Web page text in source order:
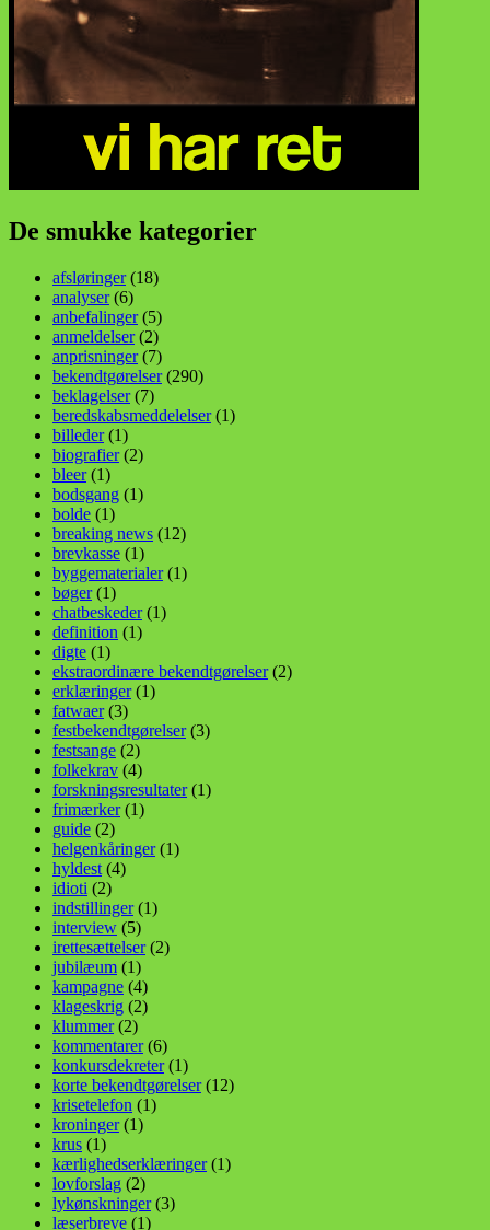
De smukke kategorier
afsløringer(18)
analyser(6)
anbefalinger(5)
anmeldelser(2)
anprisninger(7)
bekendtgørelser(290)
beklagelser(7)
beredskabsmeddelelser(1)
billeder(1)
biografier(2)
bleer(1)
bodsgang (1)
bolde (1)
breaking news (12)
brevkasse (1)
byggematerialer(1)
bøger(1)
chatbeskeder(1)
definition (1)
digte (1)
ekstraordinære bekendtgørelser(2)
erklæringer(1)
fatwaer(3)
festbekendtgørelser(3)
festsange (2)
folkekrav (4)
forskningsresultater(1)
frimærker(1)
guide (2)
helgenkåringer(1)
hyldest (4)
idioti (2)
indstillinger(1)
interview (5)
irettesættelser(2)
jubilæum (1)
kampagne (4)
klageskrig (2)
klummer(2)
kommentarer(6)
konkursdekreter(1)
korte bekendtgørelser(12)
krisetelefon (1)
kroninger(1)
krus (1)
kærlighedserklæringer(1)
lovforslag (2)
lykønskninger(3)
læserbreve (1)